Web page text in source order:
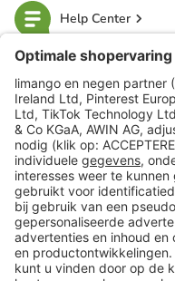
Help Center
limango
Veilig winkelen
Klantenservice
Shop
Acties